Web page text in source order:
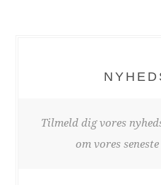
Tilmeld dig vores
om vores